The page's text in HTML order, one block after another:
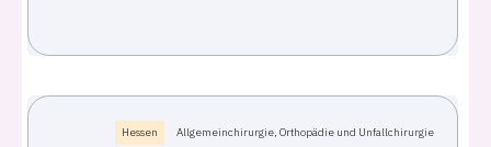
Allgemeinchirurgie, Orthopädie und Unfallchirurgie
Hessen